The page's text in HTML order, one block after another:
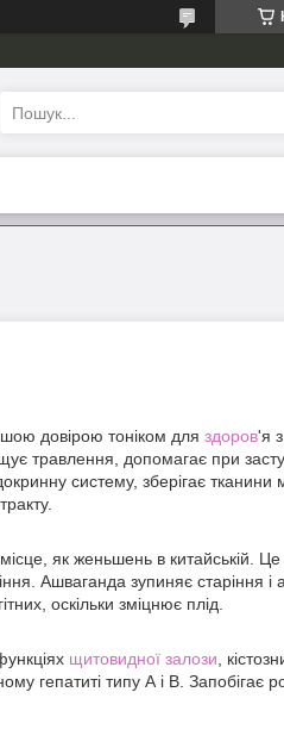
довірою тоніком для здоров'я
травлення, допомагає при
систему, зберігає
як женьшень в китайській.
Ашваганда зупиняє старіння і
оскільки зміцнює плід.
щитовидної залози ,
гепатиті типу А і В. Запобігає